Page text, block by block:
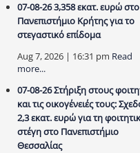
07-08-26 3,358 εκατ. ευρώ στο
Πανεπιστήμιο Κρήτης για το
στεγαστικό επίδομα
Aug 7, 2026 | 16:31 pm Read
more...
07-08-26 Στήριξη στους
και τις οικογένειές τους:
2,3 εκατ. ευρώ για τη
στέγη στο Πανεπιστήμιο
Θεσσαλίας